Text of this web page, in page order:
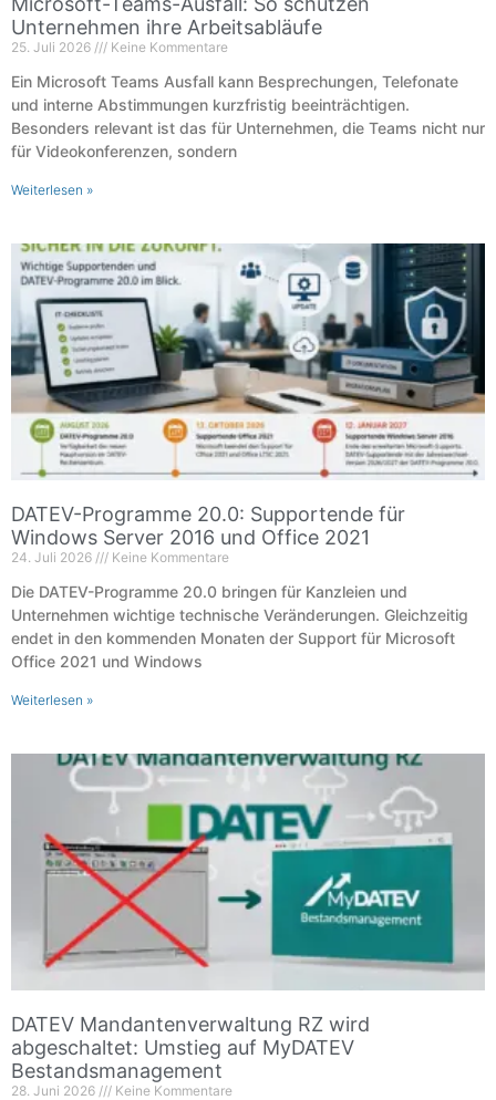
Unternehmen ihre Arbeitsabläufe
25. Juli 2026 Keine Kommentare
Ein Microsoft Teams Ausfall kann Besprechungen, Telefonate
und interne Abstimmungen kurzfristig beeinträchtigen.
Besonders relevant ist das für Unternehmen, die Teams nicht nur
für Videokonferenzen, sondern
Weiterlesen »
DATEV-Programme 20.0: Supportende für
Windows Server 2016 und Office 2021
24. Juli 2026 Keine Kommentare
Die DATEV-Programme 20.0 bringen für Kanzleien und
Unternehmen wichtige technische Veränderungen. Gleichzeitig
endet in den kommenden Monaten der Support für Microsoft
Office 2021 und Windows
Weiterlesen »
DATEV Mandantenverwaltung RZ wird
abgeschaltet: Umstieg auf MyDATEV
Bestandsmanagement
28. Juni 2026 Keine Kommentare